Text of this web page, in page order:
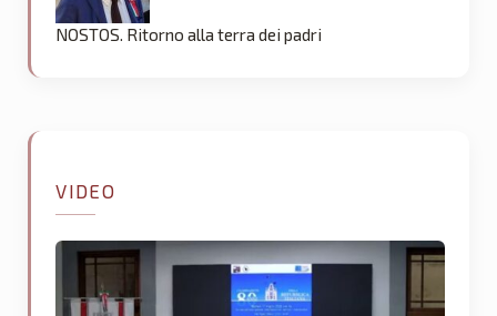
NOSTOS. Ritorno alla terra dei padri
VIDEO